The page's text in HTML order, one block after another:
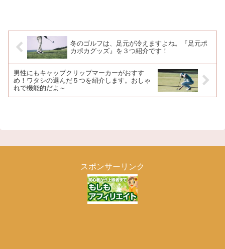
冬のゴルフは、足元が冷えますよね。『足元ポ
カポカグッズ』を３つ紹介です！
男性にもキャップクリップマーカーがおすす
め！ワタシの選んだ５つを紹介します。おしゃ
れで機能的だよ～
スポンサーリンク